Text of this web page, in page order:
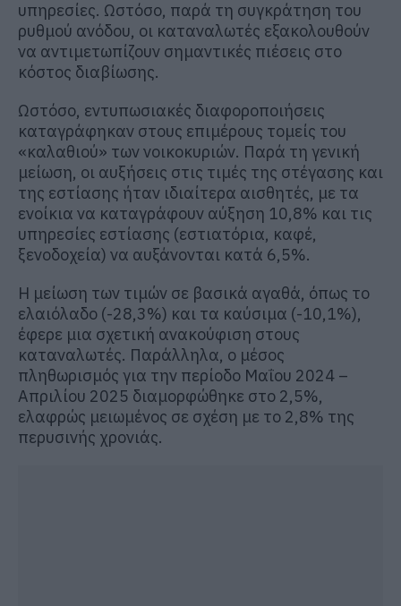
υπηρεσίες. Ωστόσο, παρά τη συγκράτηση του
ρυθμού ανόδου, οι καταναλωτές εξακολουθούν
να αντιμετωπίζουν σημαντικές πιέσεις στο
κόστος διαβίωσης.
Ωστόσο, εντυπωσιακές διαφοροποιήσεις
καταγράφηκαν στους επιμέρους τομείς του
«καλαθιού» των νοικοκυριών. Παρά τη γενική
μείωση, οι αυξήσεις στις τιμές της στέγασης και
της εστίασης ήταν ιδιαίτερα αισθητές, με τα
ενοίκια να καταγράφουν αύξηση 10,8% και τις
υπηρεσίες εστίασης (εστιατόρια, καφέ,
ξενοδοχεία) να αυξάνονται κατά 6,5%.
Η μείωση των τιμών σε βασικά αγαθά, όπως το
ελαιόλαδο (-28,3%) και τα καύσιμα (-10,1%),
έφερε μια σχετική ανακούφιση στους
καταναλωτές. Παράλληλα, ο μέσος
πληθωρισμός για την περίοδο Μαΐου 2024 –
Απριλίου 2025 διαμορφώθηκε στο 2,5%,
ελαφρώς μειωμένος σε σχέση με το 2,8% της
περυσινής χρονιάς.